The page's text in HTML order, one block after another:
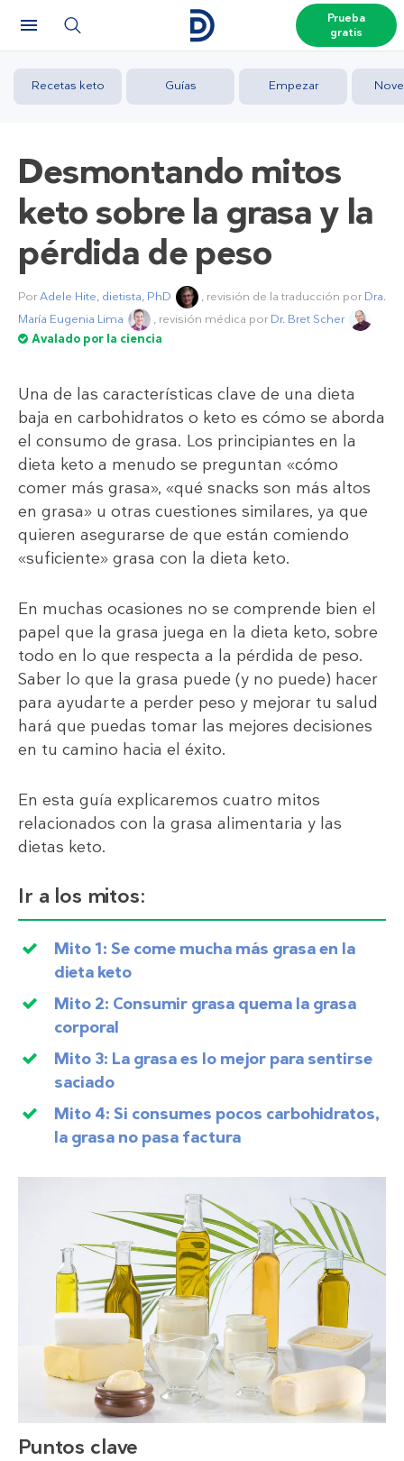
Prueba
gratis
Recetas keto Guías Empezar
Desmontando mitos
keto sobre la grasa y la
pérdida de peso
PorAdele Hite, dietista, PhD , revisión de la traducción por Dra.
María Eugenia Lima
, revisión médica por Dr. Bret Scher
Avalado por la ciencia
Una de las características clave de una dieta
baja en carbohidratos o keto es cómo se aborda
el consumo de grasa. Los principiantes en la
dieta keto a menudo se preguntan «cómo
comer más grasa», «qué snacks son más altos
en grasa» u otras cuestiones similares, ya que
quieren asegurarse de que están comiendo
«suficiente» grasa con la dieta keto.
En muchas ocasiones no se comprende bien el
papel que la grasa juega en la dieta keto, sobre
todo en lo que respecta a la pérdida de peso.
Saber lo que la grasa puede (y no puede) hacer
para ayudarte a perder peso y mejorar tu salud
hará que puedas tomar las mejores decisiones
en tu camino hacia el éxito.
En esta guía explicaremos cuatro mitos
relacionados con la grasa alimentaria y las
dietas keto.
Ir a los mitos:
Mito 1: Se come mucha más grasa en la
dieta keto
Mito 2: Consumir grasa quema la grasa
corporal
Mito 3: La grasa es lo mejor para sentirse
saciado
Mito 4: Si consumes pocos carbohidratos,
la grasa no pasa factura
Puntos clave